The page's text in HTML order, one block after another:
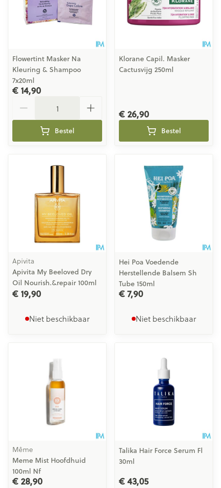
Flowertint Masker Na
Kleuring & Shampoo
7x20ml
€ 14,90
Bestel
Klorane Capil. Masker
Cactusvijg 250ml
€ 26,90
Bestel
Apivita
Apivita My Beeloved Dry
Oil Nourish.&repair 100ml
€ 19,90
Niet beschikbaar
Hei Poa Voedende
Herstellende Balsem Sh
Tube 150ml
€ 7,90
Niet beschikbaar
Même
Meme Mist Hoofdhuid
100ml Nf
€ 28,90
Talika Hair Force Serum Fl
30ml
€ 43,05